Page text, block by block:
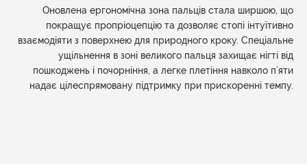
Оновлена ергономічна зона пальців стала ширшою, що
покращує пропріоцепцію та дозволяє стопі інтуїтивно
взаємодіяти з поверхнею для природного кроку. Спеціальне
ущільнення в зоні великого пальця захищає нігті від
пошкоджень і почорніння, а легке плетіння навколо п’яти
надає цілеспрямовану підтримку при прискоренні темпу.